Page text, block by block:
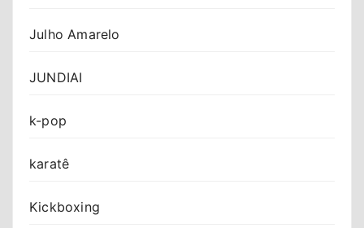
Julho Amarelo
JUNDIAI
k-pop
karatê
Kickboxing